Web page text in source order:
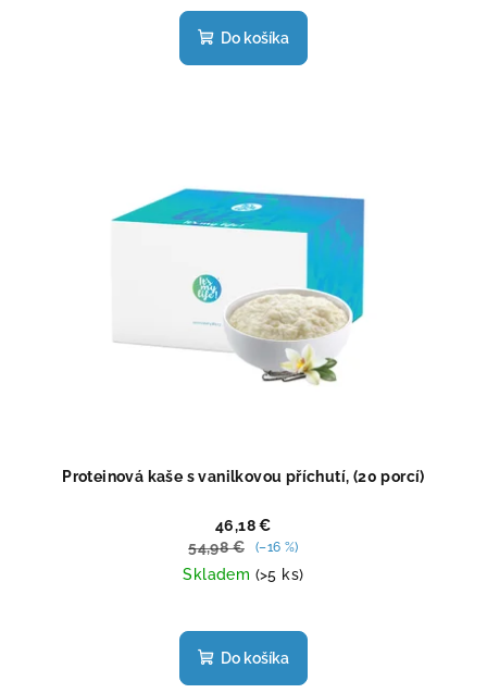
hodnotenie
produktu
Do košíka
Proteinová kaše s vanilkovou příchutí, (20 porcí)
46,18 €
54,98 €
(–16 %)
Skladem (>5 ks)
hodnotenie
produktu
Do košíka